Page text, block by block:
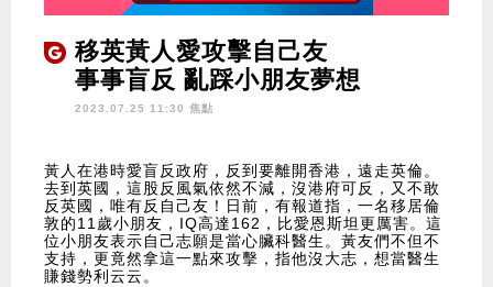
移英黃人愛攻擊自己友
事事盲反 亂踩小朋友夢想
2023.07.25 11:30 焦點
黃人在港時愛盲反政府，反到要離開香港，遠走英倫。
去到英國，這股反風氣依然不減，沒港府可反，又不敢
反英國，唯有反自己友！日前，有報道指，一名移居倫
敦的11歲小朋友，IQ高達162，比愛恩斯坦更厲害。這
位小朋友表示自己志願是當心臟科醫生。黃友們不但不
支持，更竟然拿這一點來攻擊，指他沒大志，想當醫生
賺錢勢利云云。